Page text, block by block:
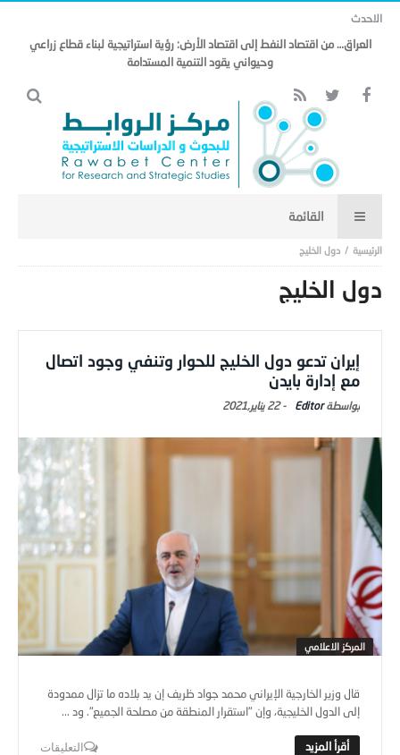
الاحدث
العراق… من اقتصاد النفط إلى اقتصاد الأرض: رؤية استراتيجية لبناء قطاع زراعي
وحيواني يقود التنمية المستدامة
دول الخليج
دول الخليج
إيران تدعو دول الخليج للحوار وتنفي وجود اتصال
مع إدارة بايدن
Editor
-22 يناير,2021
المركز الاعلامي
قال وزير الخارجية الإيراني محمد جواد ظريف إن يد بلاده ما تزال ممدودة
إلى الدول الخليجية، وإن "استقرار المنطقة من مصلحة الجميع". ود ...
التعليقات